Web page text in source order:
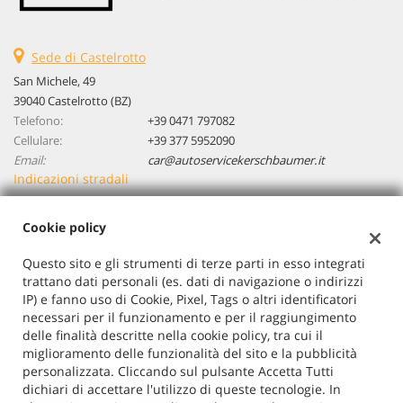
Volante in pelle • Volante multifunzione
Sede di Castelrotto
San Michele, 49
39040 Castelrotto (BZ)
Telefono:
+39 0471 797082
Cellulare:
+39 377 5952090
Email:
car@autoservicekerschbaumer.it
Indicazioni stradali
Autoservice Kerschbaumer H. & Co.
San Michele, 49 - San Pietro, Laion (BZ)
C.F/P.IVA:01500890213
Registro delle imprese:BZ
Cookie policy
Questo sito e gli strumenti di terze parti in esso integrati
trattano dati personali (es. dati di navigazione o indirizzi
IP) e fanno uso di Cookie, Pixel, Tags o altri identificatori
necessari per il funzionamento e per il raggiungimento
delle finalità descritte nella cookie policy, tra cui il
miglioramento delle funzionalità del sito e la pubblicità
personalizzata. Cliccando sul pulsante Accetta Tutti
dichiari di accettare l'utilizzo di queste tecnologie. In
Salva
impostazioni